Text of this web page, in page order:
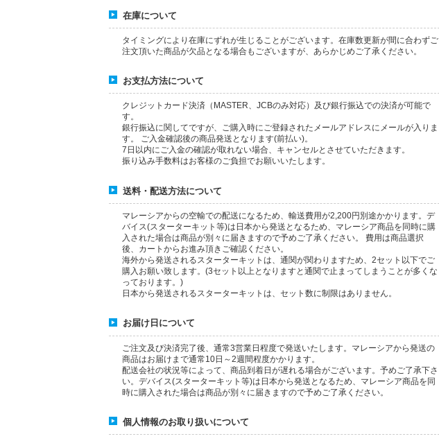
在庫について
タイミングにより在庫にずれが生じることがございます。在庫数更新が間に合わずご
注文頂いた商品が欠品となる場合もございますが、あらかじめご了承ください。
お支払方法について
クレジットカード決済（MASTER、JCBのみ対応）及び銀行振込での決済が可能で
す。
銀行振込に関してですが、ご購入時にご登録されたメールアドレスにメールが入りま
す。 ご入金確認後の商品発送となります(前払い)。
7日以内にご入金の確認が取れない場合、キャンセルとさせていただきます。
振り込み手数料はお客様のご負担でお願いいたします。
送料・配送方法について
マレーシアからの空輸での配送になるため、輸送費用が2,200円別途かかります。デ
バイス(スターターキット等)は日本から発送となるため、マレーシア商品を同時に購
入された場合は商品が別々に届きますので予めご了承ください。 費用は商品選択
後、カートからお進み頂きご確認ください。
海外から発送されるスターターキットは、通関が関わりますため、2セット以下でご
購入お願い致します。(3セット以上となりますと通関で止まってしまうことが多くな
っております。)
日本から発送されるスターターキットは、セット数に制限はありません。
お届け日について
ご注文及び決済完了後、通常3営業日程度で発送いたします。マレーシアから発送の
商品はお届けまで通常10日～2週間程度かかります。
配送会社の状況等によって、商品到着日が遅れる場合がございます。予めご了承下さ
い。デバイス(スターターキット等)は日本から発送となるため、マレーシア商品を同
時に購入された場合は商品が別々に届きますので予めご了承ください。
個人情報のお取り扱いについて